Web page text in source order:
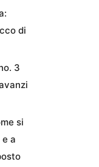
di
3
si
a